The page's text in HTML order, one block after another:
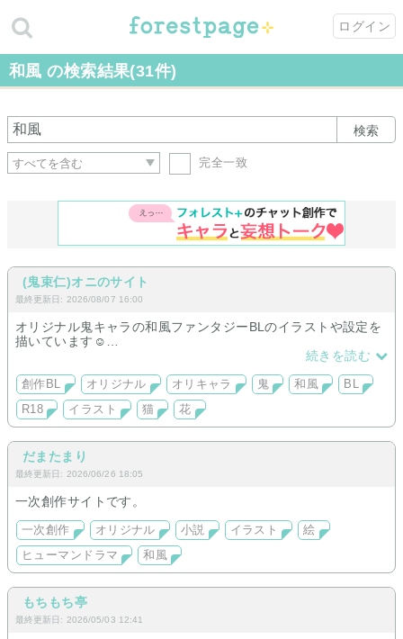
ログイン
和風 の検索結果(31件)
検索
完全一致
(鬼束仁)オニのサイト
最終更新日: 2026/08/07 16:00
オリジナル鬼キャラの和風ファンタジーBLのイラストや設定を
描いています☺
タグに興味のある方、見ていただけると
嬉しいです🍀
続きを読む
創作BL オリジナル オリキャラ 鬼 和風
BL
R18
イラスト 猫 花
だまたまり
最終更新日: 2026/06/26 18:05
一次創作サイトです。
一次創作 オリジナル 小説 イラスト
絵
ヒューマンドラマ
和風
もちもち亭
最終更新日: 2026/05/03 12:41